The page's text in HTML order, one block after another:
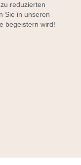
reduzierten
Sie in unseren
begeistern wird!